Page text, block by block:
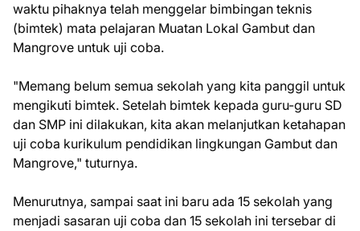
waktu pihaknya telah menggelar bimbingan teknis
(bimtek) mata pelajaran Muatan Lokal Gambut dan
Mangrove untuk uji coba.
"Memang belum semua sekolah yang kita panggil untuk
mengikuti bimtek. Setelah bimtek kepada guru-guru SD
dan SMP ini dilakukan, kita akan melanjutkan ketahapan
uji coba kurikulum pendidikan lingkungan Gambut dan
Mangrove," tuturnya.
Menurutnya, sampai saat ini baru ada 15 sekolah yang
menjadi sasaran uji coba dan 15 sekolah ini tersebar di